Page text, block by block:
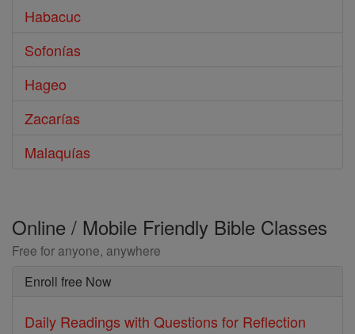
Habacuc
Sofonías
Hageo
Zacarías
Malaquías
Online / Mobile Friendly Bible Classes
Free for anyone, anywhere
Enroll free Now
Daily Readings with Questions for Reflection